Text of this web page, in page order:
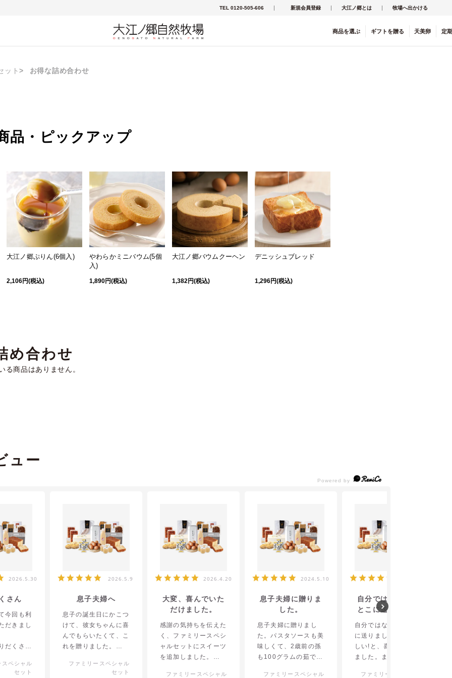
TEL 0120-505-606 新規会員登録 大江ノ郷とは 牧場へ出かける
商品を選ぶ ギフト を贈る 天美卵 定
ット お得な詰め合わせ
品・ピックアップ
大江ノ郷ぷりん(6個入)
2,106円(税込)
やわらかミニバウム(5個
入)
1,890円(税込)
大江ノ郷バウムクーヘン
1,382円(税込)
デニッシュブレッド
1,296円(税込)
め合わせ
る商品はありません。
ュー
2026.5.30
さん
今回も利
だきまし
だくさん
スペシャル
セット
2026.5.9
息子夫婦へ
息子の誕生日にかこつ
けて、彼女ちゃんに喜
んでもらいたくて、こ
れを贈りました。
色々入っていて、とて
ファミリースペシャル
セット
2026.4.20
大変、喜んでいた
だけました。
感謝の気持ちを伝えた
く、ファミリースペシ
ャルセットにスイーツ
を追加しました。
ファミリースペシャル
2024.5.10
息子夫婦に贈りま
した。
息子夫婦に贈りまし
た。パスタソースも美
味しくて、2歳前の孫
も100グラムの茹で麺
ファミリースペシャル
自分ではなく、い
とこに送りました
喜んでくれまし
た。
自分ではなく、いとこ
に送りましたが、美味
しい!と、喜んでくれ
ました。まるで、玉手
ファミリースペシャル